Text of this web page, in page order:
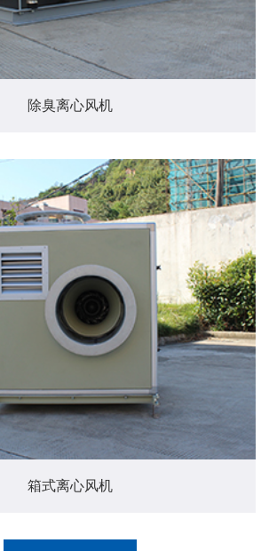
除臭离心风机
箱式离心风机